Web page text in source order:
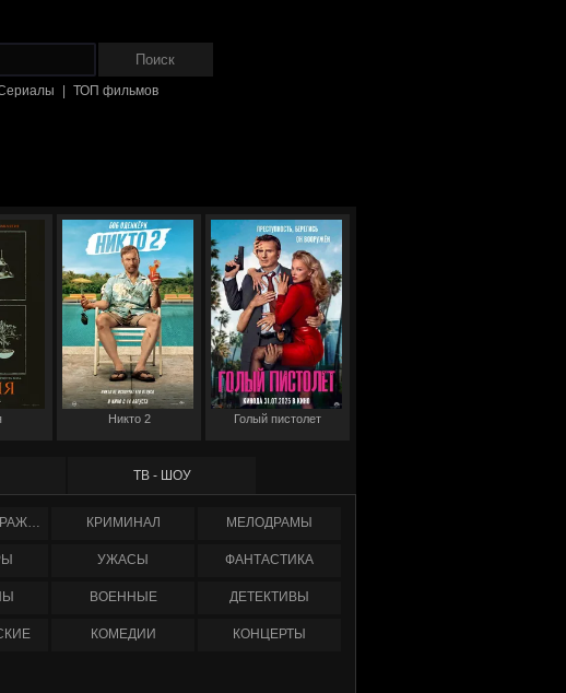
ТОП фильмов
Никто 2 Голый пистолет
ТВ - ШОУ
КОРОТКОМЕТРАЖНЫЕ КРИМИНАЛ МЕЛОДРАМЫ
УЖАСЫ ФАНТАСТИКА
ВОЕННЫЕ ДЕТЕКТИВЫ
КОМЕДИИ КОНЦЕРТЫ